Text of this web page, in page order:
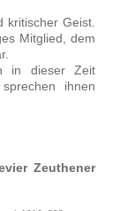
kritischer Geist.
Mitglied, dem
in dieser Zeit
ihnen
Zeuthener